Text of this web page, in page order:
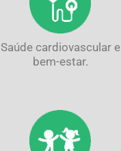
Saúde cardiovascular e
bem-estar.